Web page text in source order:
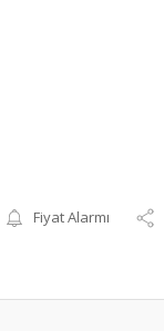
Fiyat Alarmı